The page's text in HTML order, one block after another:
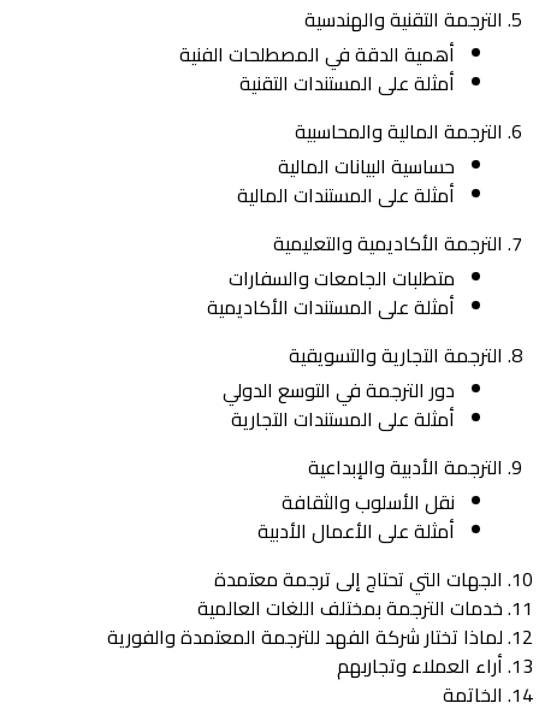
الترجمة التقنية والهندسية
أهمية الدقة في المصطلحات الفنية
أمثلة على المستندات التقنية
الترجمة المالية والمحاسبية
حساسية البيانات المالية
أمثلة على المستندات المالية
الترجمة الأكاديمية والتعليمية
متطلبات الجامعات والسفارات
أمثلة على المستندات الأكاديمية
الترجمة التجارية والتسويقية
دور الترجمة في التوسع الدولي
أمثلة على المستندات التجارية
الترجمة الأدبية والإبداعية
نقل الأسلوب والثقافة
أمثلة على الأعمال الأدبية
الجهات التي تحتاج إلى ترجمة معتمدة
خدمات الترجمة بمختلف اللغات العالمية
لماذا تختار شركة الفهد للترجمة المعتمدة والفورية
أراء العملاء وتجاربهم
الخاتمة